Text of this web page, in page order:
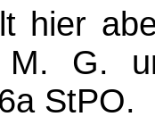
hier
M. G.
StPO.